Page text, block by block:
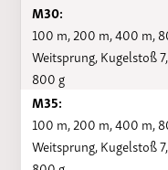
M30:
100 m, 200 m, 400 m,
Weitsprung, Kugelstoß
800 g
M35:
100 m, 200 m, 400 m,
Weitsprung, Kugelstoß